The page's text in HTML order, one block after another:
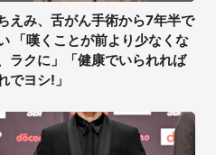
えみ、舌がん手術から7年半で
「嘆くことが前より少なくな
ラクに」「健康でいられれば
でヨシ!」